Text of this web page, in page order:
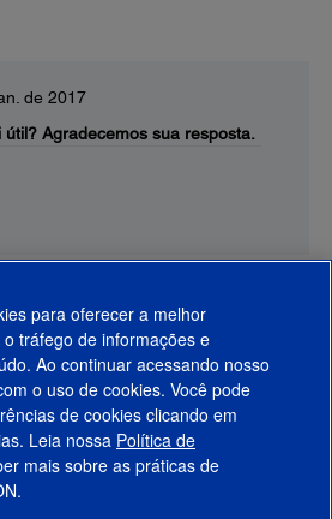
de 2017
útil? Agradecemos sua resposta.
para oferecer a melhor
tráfego de informações e
Ao continuar acessando nosso
o uso de cookies. Você pode
de cookies clicando em
Leia nossa Política de
mais sobre as práticas de